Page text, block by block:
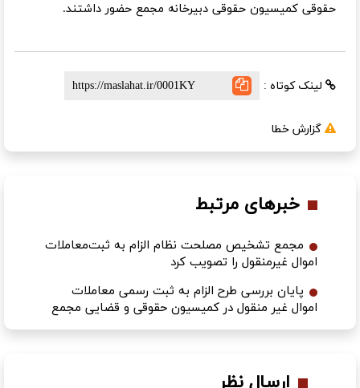
حقوقی کمیسیون حقوقی دبیرخانه مجمع حضور داشتند.
لینک کوتاه :
گزارش خطا
خبرهای مرتبط
مجمع تشخيص مصلحت نظام‌ الزام به ثبت‌معاملات
اموال غیرمنقول را تصویب کرد
پایان بررسی طرح الزام به ثبت رسمی معاملات
اموال غیر منقول در کمیسیون حقوقی و قضایی مجمع